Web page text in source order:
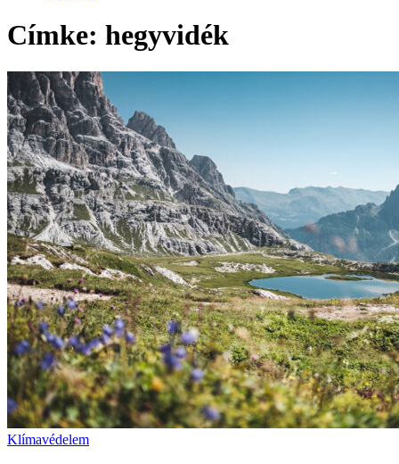
Címke: hegyvidék
Klímavédelem